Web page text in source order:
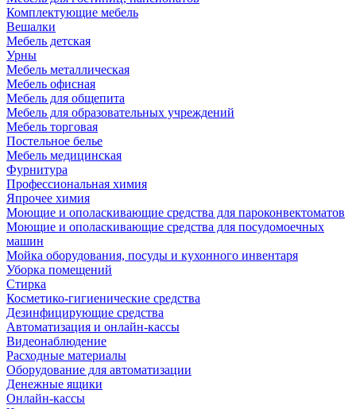
Комплектующие мебель
Вешалки
Мебель детская
Урны
Мебель металлическая
Мебель офисная
Мебель для общепита
Мебель для образовательных учреждений
Мебель торговая
Постельное белье
Мебель медицинская
Фурнитура
Профессиональная химия
Япрочее химия
Моющие и ополаскивающие средства для пароконвектоматов
Моющие и ополаскивающие средства для посудомоечных
машин
Мойка оборудования, посуды и кухонного инвентаря
Уборка помещений
Стирка
Косметико-гигиенические средства
Дезинфицирующие средства
Автоматизация и онлайн-кассы
Видеонаблюдение
Расходные материалы
Оборудование для автоматизации
Денежные ящики
Онлайн-кассы